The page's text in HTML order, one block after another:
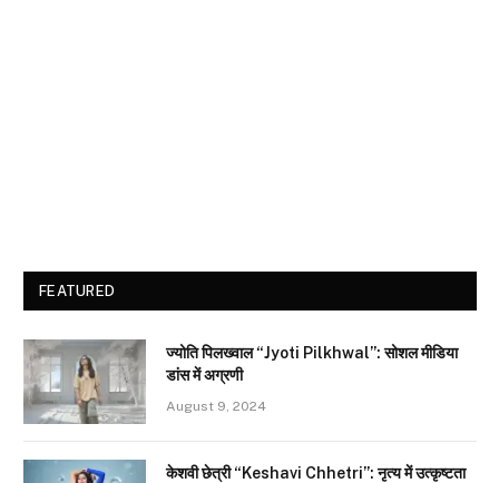
FEATURED
ज्योति पिलख्वाल “Jyoti Pilkhwal”: सोशल मीडिया
डांस में अग्रणी
August 9, 2024
केशवी छेत्री “Keshavi Chhetri”: नृत्य में उत्कृष्टता